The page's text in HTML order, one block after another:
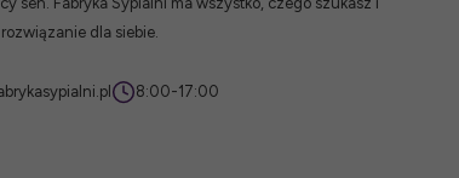
dla siebie.
8:00-17:00